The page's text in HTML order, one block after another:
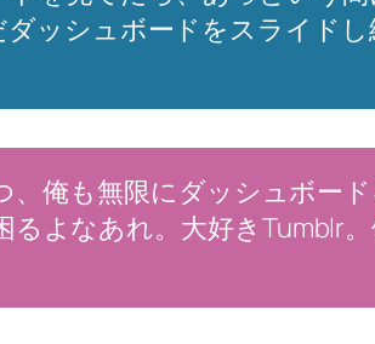
ッシュボードをスライド
俺も無限にダッシュボー
よなあれ。大好きTumblr